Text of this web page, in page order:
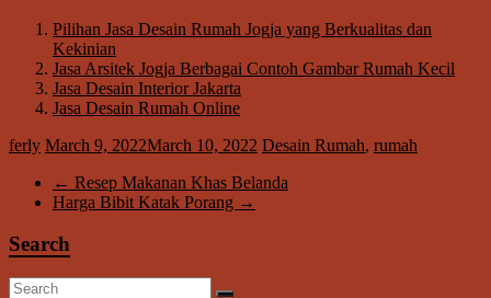
Pilihan Jasa Desain Rumah Jogja yang Berkualitas dan
Kekinian
Jasa Arsitek Jogja Berbagai Contoh Gambar Rumah Kecil
Jasa Desain Interior Jakarta
Jasa Desain Rumah Online
ferly March 9, 2022March 10, 2022 Desain Rumah, rumah
← Resep Makanan Khas Belanda
Harga Bibit Katak Porang →
Search